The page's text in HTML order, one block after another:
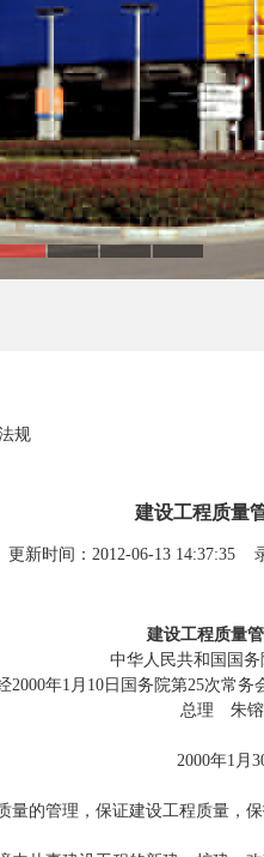
规
建设工程质量
更新时间：2012-06-13 14:37:35
建设工程质量
中华人民共和国国务
年1月10日国务院第25次常务
总理 朱
2000年1月
管理，保证建设工程质量，保